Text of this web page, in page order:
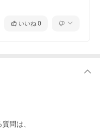
いいね 0
問は、